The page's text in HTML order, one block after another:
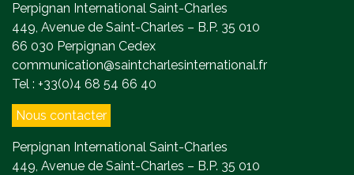
Perpignan International Saint-Charles
449, Avenue de Saint-Charles – B.P. 35 010
66 030 Perpignan Cedex
communication@saintcharlesinternational.fr
Tel : +33(0)4 68 54 66 40
Nous contacter
Perpignan International Saint-Charles
449, Avenue de Saint-Charles – B.P. 35 010